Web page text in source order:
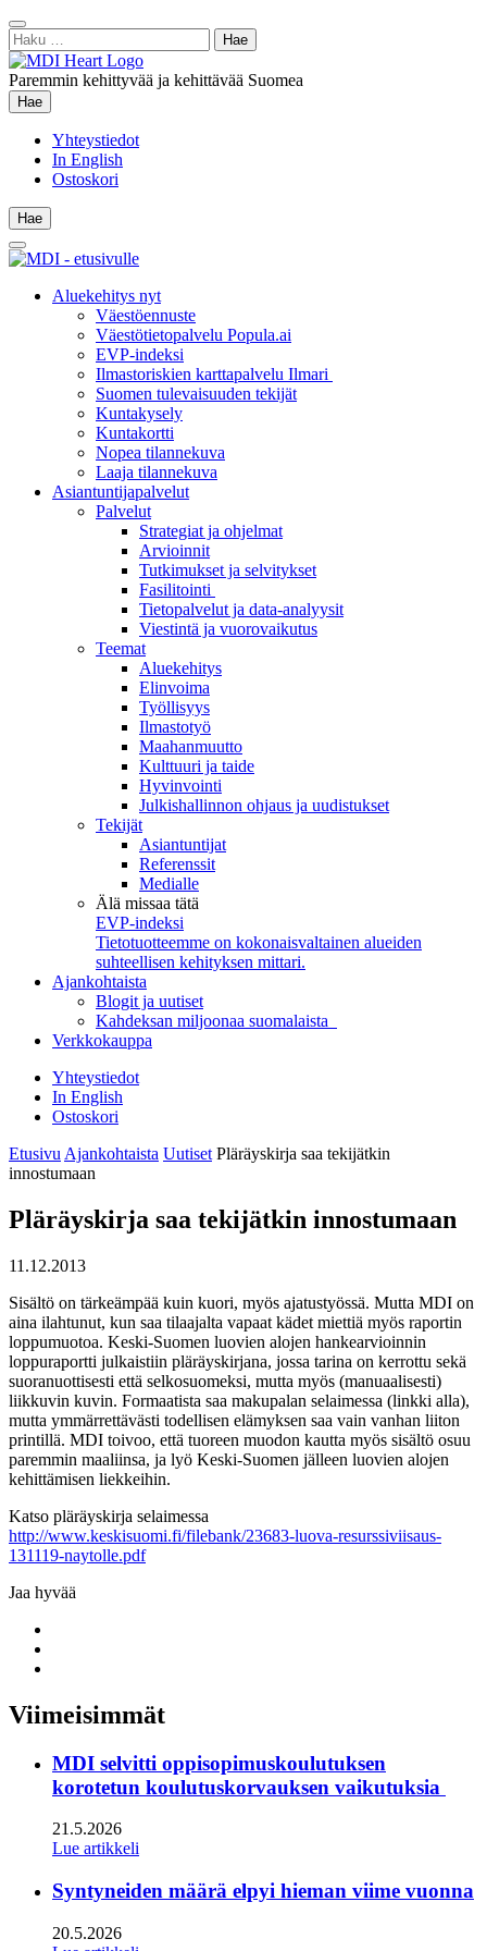
Siirry
sisältöön
Sulje
hae
Haku:
Paremmin kehittyvää ja kehittävää Suomea
Hae
Hae
Yhteystiedot
In English
Ostoskori
Hae
Hae
Main
Menu
Aluekehitys nyt
Väestöennuste
Väestötietopalvelu Popula.ai
EVP-indeksi
Ilmastoriskien karttapalvelu Ilmari
Suomen tulevaisuuden tekijät
Kuntakysely
Kuntakortti
Nopea tilannekuva
Laaja tilannekuva
Asiantuntijapalvelut
Palvelut
Strategiat ja ohjelmat
Arvioinnit
Tutkimukset ja selvitykset
Fasilitointi
Tietopalvelut ja data-analyysit
Viestintä ja vuorovaikutus
Teemat
Aluekehitys
Elinvoima
Työllisyys
Ilmastotyö
Maahanmuutto
Kulttuuri ja taide
Hyvinvointi
Julkishallinnon ohjaus ja uudistukset
Tekijät
Asiantuntijat
Referenssit
Medialle
Älä missaa tätä
EVP-indeksi
Tietotuotteemme on kokonaisvaltainen alueiden
suhteellisen kehityksen mittari.
Ajankohtaista
Blogit ja uutiset
Kahdeksan miljoonaa suomalaista
Verkkokauppa
Yhteystiedot
In English
Ostoskori
Etusivu Ajankohtaista Uutiset Pläräyskirja saa tekijätkin
innostumaan
Pläräyskirja saa tekijätkin innostumaan
11.12.2013
Sisältö on tärkeämpää kuin kuori, myös ajatustyössä. Mutta MDI on
aina ilahtunut, kun saa tilaajalta vapaat kädet miettiä myös raportin
loppumuotoa. Keski-Suomen luovien alojen hankearvioinnin
loppuraportti julkaistiin pläräyskirjana, jossa tarina on kerrottu sekä
suoranuottisesti että selkosuomeksi, mutta myös (manuaalisesti)
liikkuvin kuvin. Formaatista saa makupalan selaimessa (linkki alla),
mutta ymmärrettävästi todellisen elämyksen saa vain vanhan liiton
printillä. MDI toivoo, että tuoreen muodon kautta myös sisältö osuu
paremmin maaliinsa, ja lyö Keski-Suomen jälleen luovien alojen
kehittämisen liekkeihin.
Katso pläräyskirja selaimessa
http://www.keskisuomi.fi/filebank/23683-luova-resurssiviisaus-
131119-naytolle.pdf
Jaa hyvää
twitter
Viimeisimmät
MDI selvitti oppisopimuskoulutuksen
korotetun koulutuskorvauksen vaikutuksia
21.5.2026
Lue artikkeli
Syntyneiden määrä elpyi hieman viime vuonna
20.5.2026